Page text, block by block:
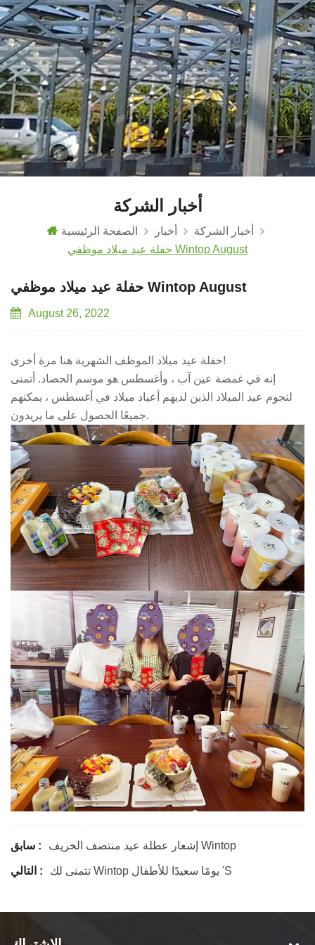
أخبار الشركة
الصفحة الرئيسية أخبار
أخبار الشركة
حفلة عيد ميلاد موظفي Wintop August
حفلة عيد ميلاد موظفي Wintop August
August 26, 2022
حفلة عيد ميلاد الموظف الشهرية هنا مرة أخرى!
إنه في غمضة عين آب ، وأغسطس هو موسم الحصاد. أتمنى
لنجوم عيد الميلاد الذين لديهم أعياد ميلاد في أغسطس ، يمكنهم
جميعًا الحصول على ما يريدون.
سابق : إشعار عطلة عيد منتصف الخريف Wintop
التالي : تتمنى لك Wintop يومًا سعيدًا للأطفال 's